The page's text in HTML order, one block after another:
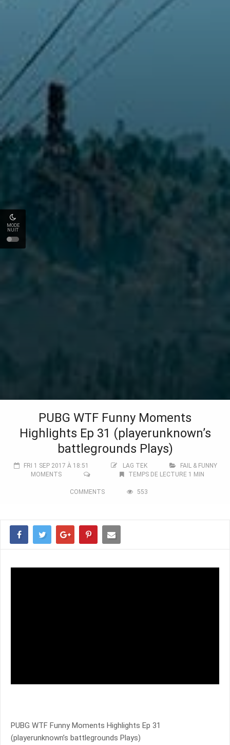
MODE
NUIT
PUBG WTF Funny Moments
Highlights Ep 31 (playerunknown’s
battlegrounds Plays)
FRI 1 SEP 2017 À 18:51 LAG TEK
FAIL & FUNNY
MOMENTS
TEMPS DE LECTURE 1 MIN
COMMENTS 553
PUBG WTF Funny Moments Highlights Ep 31
(playerunknown’s battlegrounds Plays)